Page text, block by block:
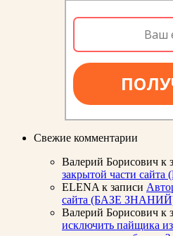
Свежие комментарии
Валерий Борисович к
закрытой части
ELENA к записи
сайта (БАЗЕ
Валерий Борисович к
исключить пайщика